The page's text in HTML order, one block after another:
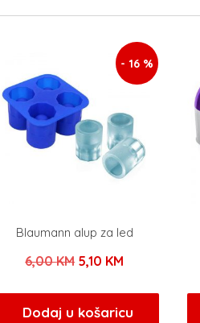
- 16 %
Blaumann alup za led
6,00KM Izvorna
bila
5,10 KM
je:
Dodaj u košaricu